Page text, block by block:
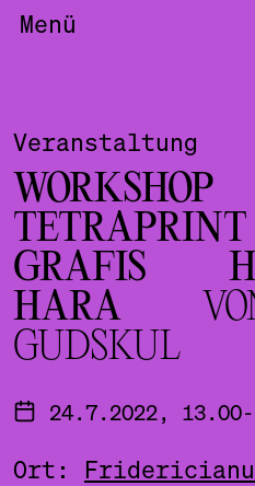
Menü
Veranstaltung
WORKSHOP
GRAFIS
HARA
GUDSKUL
24.7.2022, 13.00-
Ort: